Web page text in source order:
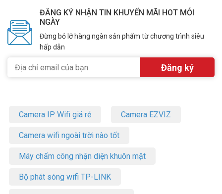
Nguồn điện đáng tin cậy cho một hộ gia đình
bận rộn
đảm bảo hiệu suất đáng tin cậy ngay cả khi nhiều thành viên trong
ĐĂNG KÝ NHẬN TIN KHUYẾN MÃI HOT MỖI
NGÀY
Đừng bỏ lỡ hàng ngàn sản phẩm từ chương trình siêu
hấp dẫn
Camera IP Wifi giá rẻ Camera EZVIZ
Camera wifi ngoài trời nào tốt
Máy chấm công nhận diện khuôn mặt
Bộ phát sóng wifi TP-LINK